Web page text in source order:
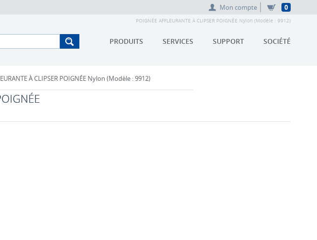
Mon compte 0
POIGNÉE AFFLEURANTE À CLIPSER POIGNÉE Nylon (Modèle : 9912)
PRODUITS SERVICES SUPPORT SOCIÉTÉ
À CLIPSER POIGNÉE Nylon (Modèle : 9912)